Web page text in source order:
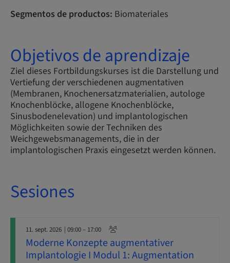
Segmentos de productos: Biomateriales
Objetivos de aprendizaje
Ziel dieses Fortbildungskurses ist die Darstellung und
Vertiefung der verschiedenen augmentativen
(Membranen, Knochenersatzmaterialien, autologe
Knochenblöcke, allogene Knochenblöcke,
Sinusbodenelevation) und implantologischen
Möglichkeiten sowie der Techniken des
Weichgewebsmanagements, die in der
implantologischen Praxis eingesetzt werden können.
Sesiones
11. sept. 2026 | 09:00 – 17:00
Moderne Konzepte augmentativer
Implantologie I Modul 1: Augmentation